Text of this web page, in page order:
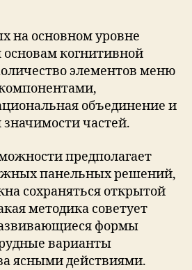
на основном уровне
когнитивной
элементов меню
объединение и
частей.
предполагает
панельных решений,
сохраняться открытой
методика советует
формы
варианты
ясными действиями.